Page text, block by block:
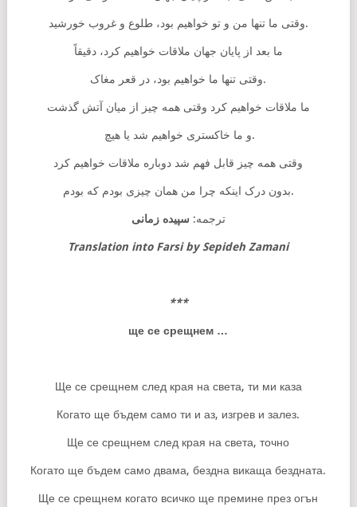
وقتی ما تنها من و تو خواهیم بود، طلوع و غروب خورشید.
ما بعد از پایان جهان ملاقات خواهیم کرد، دقیقاً
وقتی تنها ما خواهیم بود، در قعر مغاک.
ما ملاقات خواهیم کرد وقتی همه چیز از میان آتش گذشت
و ما خاکستری خواهیم شد یا هیچ.
وقتی همه چیز قابل فهم شد دوباره ملاقات خواهیم کرد
بدون درک اینکه چرا من همان چیزی بودم که بودم.
ترجمه: سپیده زمانی
Translation into Farsi by Sepideh Zamani
***
ще се срещнем …
Ще се срещнем след края на света, ти ми каза
Когато ще бъдем само ти и аз, изгрев и залез.
Ще се срещнем след края на света, точно
Когато ще бъдем само двама, бездна викаща бездната.
Ще се срещнем когато всичко ще премине през огън